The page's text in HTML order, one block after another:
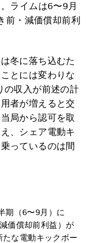
ライムは6〜9月
前・減価償却前利
冬に落ち込むた
とには変わりな
の収入が前述の計
者が増えると交
局から認可を取
、シェア電動キ
っているのは間
期（6〜9月）に
価償却前利益）が
な電動キックボー